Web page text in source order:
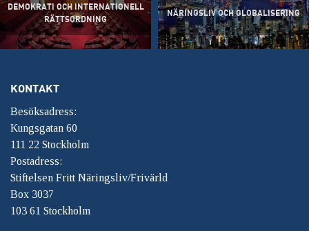
DEMOKRATI OCH INTERNATIONELL
RÄTTSORDNING
NÄRINGSLIV OCH GLOBALISERING
KONTAKT
Besöksadress:
Kungsgatan 60
111 22 Stockholm
Postadress:
Stiftelsen Fritt Näringsliv/Frivärld
Box 3037
103 61 Stockholm